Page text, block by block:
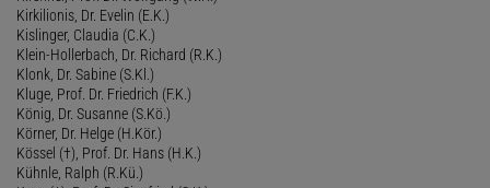
Kirkilionis, Dr. Evelin (E.K.)
Kislinger, Claudia (C.K.)
Klein-Hollerbach, Dr. Richard (R.K.)
Klonk, Dr. Sabine (S.Kl.)
Kluge, Prof. Dr. Friedrich (F.K.)
König, Dr. Susanne (S.Kö.)
Körner, Dr. Helge (H.Kör.)
Kössel (†), Prof. Dr. Hans (H.K.)
Kühnle, Ralph (R.Kü.)